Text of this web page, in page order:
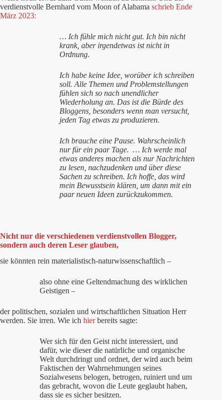
verdienstvolle Bernhard vom Moon of Alabama schrieb Ende
März 2023:
… Ich fühle mich nicht gut. Ich bin nicht
krank, aber irgendetwas ist nicht in
Ordnung.
Ich habe keine Idee, worüber ich schreiben
soll. Alle Themen und Problemstellungen
fühlen sich so nach unendlicher
Wiederholung an. Das ist die Bürde des
Bloggens, besonders wenn man versucht,
jeden Tag etwas zu produzieren.
Ich brauche eine Pause. Wahrscheinlich
nur für ein paar Tage. … Ich werde mal
etwas anderes machen als nur Nachrichten
zu lesen, nachzudenken und über diese
Sachen zu schreiben. Ich hoffe, das wird
mein Bewusstsein klären, um dann mit ein
paar neuen Ideen zurückzukommen.
Nicht nur die verschiedenen verdienstvollen Blogger,
sondern auch deren Leser glauben,
sie könnten rein materialistisch-naturwissenschaftlich –
also ohne eine Geltendmachung des wirklichen
Geistigen –
der politischen, sozialen und wirtschaftlichen Situation Herr
werden. Sie irren. Wie ich hierbereits sagte:
Wer sich für den Geist nicht interessiert, und
dafür, wie dieser die natürliche und organische
Welt durchdringt und ordnet, der wird auch beim
Faktischen der Wahrnehmungen seines
Sozialwesens belogen, betrogen, ruiniert und um
das gebracht, wovon die Leute geglaubt haben,
dass sie es sicher besitzen.